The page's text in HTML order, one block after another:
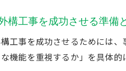
構工事を成功させる準備
工事を成功させるためには
な機能を重視するか」を具体的